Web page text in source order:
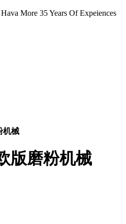
More 35 Years Of Expeiences
机械
版磨粉机械